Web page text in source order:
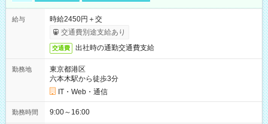
給与
時給2450円＋交
交通費別途支給あり
交通費 出社時の通勤交通費支給
勤務地
東京都港区
六本木駅から徒歩3分
IT・Web・通信
勤務時間 9:00～16:00